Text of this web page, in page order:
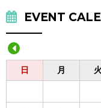
EVENT
日 月 火